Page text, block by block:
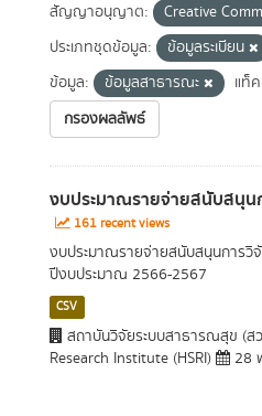
สัญญาอนุญาต:
Creative
ประเภทชุดข้อมูล:
ข้อมูลระเบียน
ข้อมูล:
ข้อมูลสาธารณะ แท็
กรองผลลัพธ์
งบประมาณรายจ่ายสนับสนุน
161 recent views
งบประมาณรายจ่ายสนับสนุนการวิ
ปีงบประมาณ 2566-2567
CSV
สถาบันวิจัยระบบสาธารณสุข (ส
Research Institute (HSRI)
28